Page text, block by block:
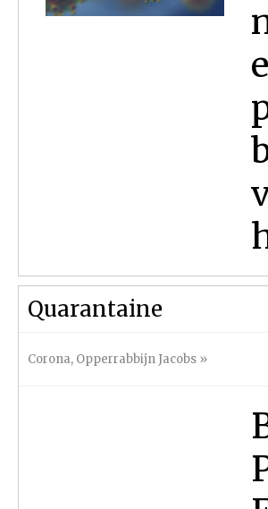
Quarantaine
Corona, Opperrabbijn Jacobs »